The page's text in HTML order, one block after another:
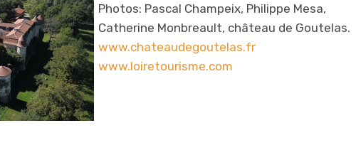
Photos: Pascal Champeix, Philippe Mesa,
Catherine Monbreault, château de Goutelas.
www.chateaudegoutelas.fr
www.loiretourisme.com